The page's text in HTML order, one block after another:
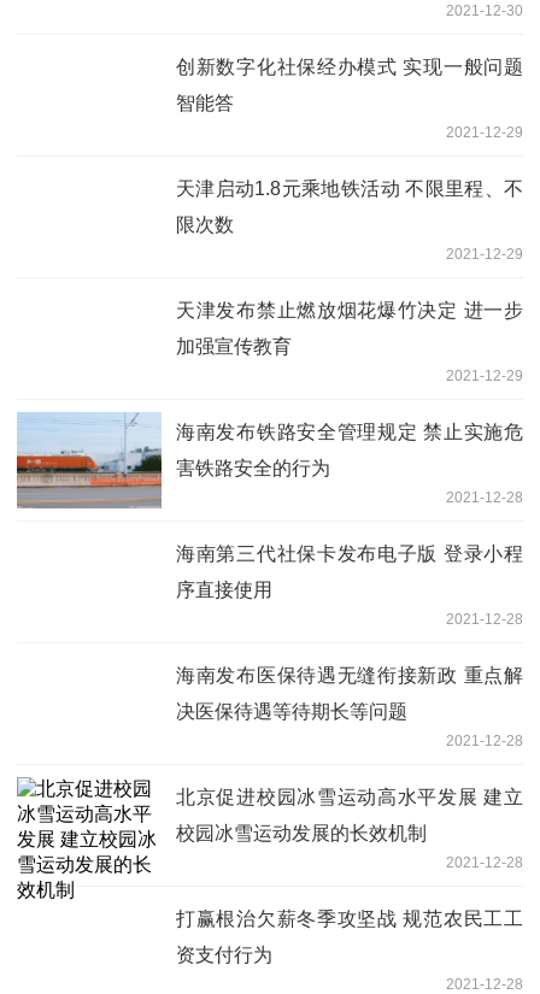
2021-12-30
创新数字化社保经办模式 实现一般问题
智能答
2021-12-29
天津启动1.8元乘地铁活动 不限里程、不
限次数
2021-12-29
天津发布禁止燃放烟花爆竹决定 进一步
加强宣传教育
2021-12-29
海南发布铁路安全管理规定 禁止实施危
害铁路安全的行为
2021-12-28
海南第三代社保卡发布电子版 登录小程
序直接使用
2021-12-28
海南发布医保待遇无缝衔接新政 重点解
决医保待遇等待期长等问题
2021-12-28
北京促进校园冰雪运动高水平发展 建立
校园冰雪运动发展的长效机制
2021-12-28
打赢根治欠薪冬季攻坚战 规范农民工工
资支付行为
2021-12-28